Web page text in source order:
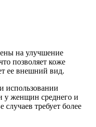
на улучшение
позволяет коже
ее внешний вид.
использовании
у женщин среднего и
случаев требует более